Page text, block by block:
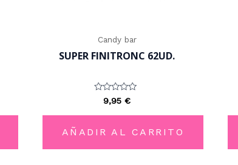
Candy bar
SUPER FINITRONC 62UD.
Valorado
con
0
5
9,95 €
AÑADIR AL CARRITO